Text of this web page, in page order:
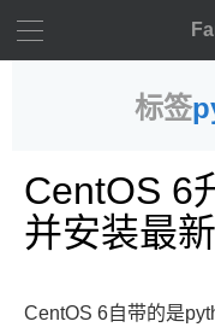
标签
CentOS 6
并安装最
CentOS 6自带的是